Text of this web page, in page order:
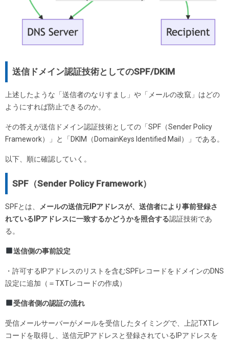
送信ドメイン認証技術としてのSPF/DKIM
上述したような「送信者のなりすまし」や「メールの改竄」はどの
ようにすれば防止できるのか。
その答えが送信ドメイン認証技術としての「SPF（Sender Policy
Framework）」と「DKIM（DomainKeys Identified Mail）」である。
以下、順に確認していく。
SPF（Sender Policy Framework）
SPFとは、
メールの送信元IPアドレスが、送信者により事前登録さ
れているIPアドレスに一致するかどうかを照合する認証技術であ
る。
送信側の事前設定
・許可するIPアドレスのリストを含むSPFレコードをドメインのDNS
設定に追加（＝TXTレコードの作成）
受信者側の認証の流れ
受信メールサーバーがメールを受信したタイミングで、上記TXTレ
コードを取得し、送信元IPアドレスと登録されているIPアドレスを